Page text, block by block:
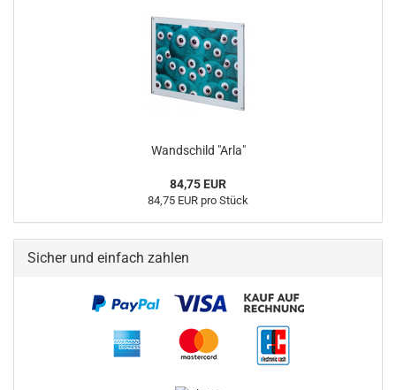
Wandschild "Arla"
84,75 EUR
84,75 EUR pro Stück
Sicher und einfach zahlen